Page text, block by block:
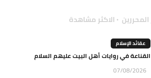
المحررين الاكثر مشاهدة
عقائد الإسلام
القناعة في روايات أهل البيت عليهم السلام
07/08/2026